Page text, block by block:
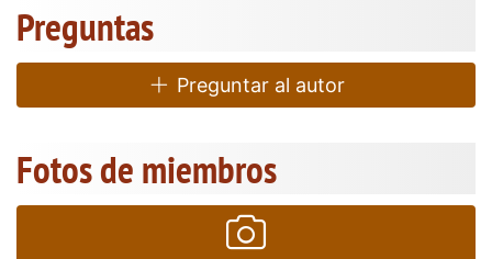
Preguntas
Preguntar al autor
Fotos de miembros